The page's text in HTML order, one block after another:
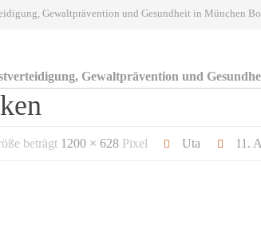
Gewaltprävention und Gesundheit in München
Gewaltprävention und
beträgt 1200 × 628 Pixel Uta 11.